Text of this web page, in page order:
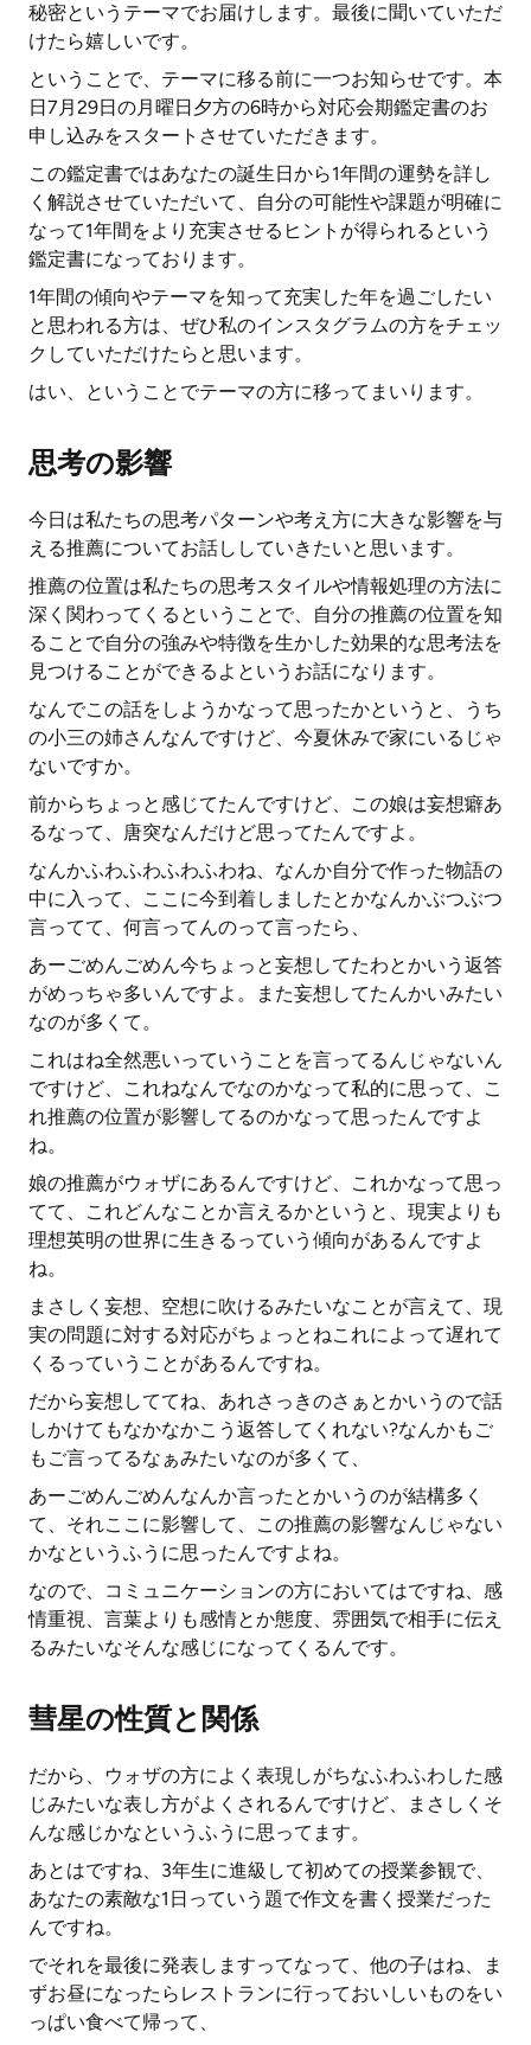
秘密というテーマでお届けします。最後に聞いていただ
けたら嬉しいです。
ということで、テーマに移る前に一つお知らせです。本
日7月29日の月曜日夕方の6時から対応会期鑑定書のお
申し込みをスタートさせていただきます。
この鑑定書ではあなたの誕生日から1年間の運勢を詳し
く解説させていただいて、自分の可能性や課題が明確に
なって1年間をより充実させるヒントが得られるという
鑑定書になっております。
1年間の傾向やテーマを知って充実した年を過ごしたい
と思われる方は、ぜひ私のインスタグラムの方をチェッ
クしていただけたらと思います。
はい、ということでテーマの方に移ってまいります。
思考の影響
今日は私たちの思考パターンや考え方に大きな影響を与
える推薦についてお話ししていきたいと思います。
推薦の位置は私たちの思考スタイルや情報処理の方法に
深く関わってくるということで、自分の推薦の位置を知
ることで自分の強みや特徴を生かした効果的な思考法を
見つけることができるよというお話になります。
なんでこの話をしようかなって思ったかというと、うち
の小三の姉さんなんですけど、今夏休みで家にいるじゃ
ないですか。
前からちょっと感じてたんですけど、この娘は妄想癖あ
るなって、唐突なんだけど思ってたんですよ。
なんかふわふわふわふわね、なんか自分で作った物語の
中に入って、ここに今到着しましたとかなんかぶつぶつ
言ってて、何言ってんのって言ったら、
あーごめんごめん今ちょっと妄想してたわとかいう返答
がめっちゃ多いんですよ。また妄想してたんかいみたい
なのが多くて。
これはね全然悪いっていうことを言ってるんじゃないん
ですけど、これねなんでなのかなって私的に思って、こ
れ推薦の位置が影響してるのかなって思ったんですよ
ね。
娘の推薦がウォザにあるんですけど、これかなって思っ
てて、これどんなことか言えるかというと、現実よりも
理想英明の世界に生きるっていう傾向があるんですよ
ね。
まさしく妄想、空想に吹けるみたいなことが言えて、現
実の問題に対する対応がちょっとねこれによって遅れて
くるっていうことがあるんですね。
だから妄想しててね、あれさっきのさぁとかいうので話
しかけてもなかなかこう返答してくれない?なんかもご
もご言ってるなぁみたいなのが多くて、
あーごめんごめんなんか言ったとかいうのが結構多く
て、それここに影響して、この推薦の影響なんじゃない
かなというふうに思ったんですよね。
なので、コミュニケーションの方においてはですね、感
情重視、言葉よりも感情とか態度、雰囲気で相手に伝え
るみたいなそんな感じになってくるんです。
彗星の性質と関係
だから、ウォザの方によく表現しがちなふわふわした感
じみたいな表し方がよくされるんですけど、まさしくそ
んな感じかなというふうに思ってます。
あとはですね、3年生に進級して初めての授業参観で、
あなたの素敵な1日っていう題で作文を書く授業だった
んですね。
でそれを最後に発表しますってなって、他の子はね、ま
ずお昼になったらレストランに行っておいしいものをい
っぱい食べて帰って、